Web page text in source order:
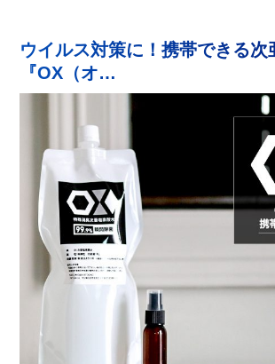
ウイルス対策に！携帯できる次
『OX（オ…